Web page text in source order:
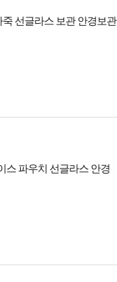
선글라스 보관 안경보관
스 파우치 선글라스 안경